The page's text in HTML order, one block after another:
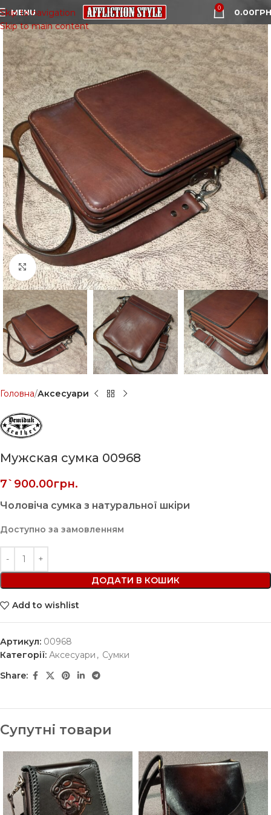
Skip to navigation
Skip to main content
MENU 0 0.00
Click to enlarge
Головна Аксесуари
Мужская сумка 00968
7`900.00грн.
Чоловіча сумка з натуральної шкіри
Доступно за замовленням
ДОДАТИ В КОШИК
Add to wishlist
Артикул: 00968
Категорії: Аксесуари , Сумки
Share:
Супутні товари